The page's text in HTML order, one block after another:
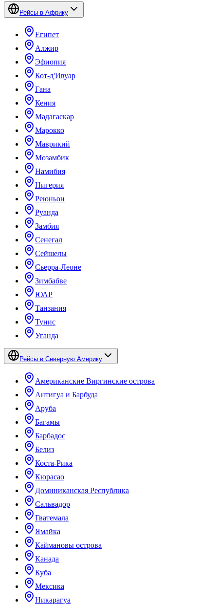
Рейсы в Африку
Египет
Алжир
Эфиопия
Кот-д'Ивуар
Гана
Кения
Мадагаскар
Марокко
Маврикий
Мозамбик
Намибия
Нигерия
Реюньон
Руанда
Замбия
Сенегал
Сейшелы
Сьерра-Леоне
Зимбабве
ЮАР
Танзания
Тунис
Уганда
Рейсы в Северную Америку
Американские Виргинские острова
Антигуа и Барбуда
Аруба
Багамы
Барбадос
Белиз
Коста-Рика
Кюрасао
Доминиканская Республика
Сальвадор
Гватемала
Ямайка
Каймановы острова
Канада
Куба
Мексика
Никарагуа